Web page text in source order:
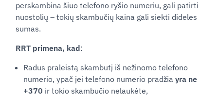
perskambina šiuo telefono ryšio numeriu, gali patirti
nuostolių – tokių skambučių kaina gali siekti dideles
sumas.
RRT primena, kad:
Radus praleistą skambutį iš nežinomo telefono
numerio, ypač jei telefono numerio pradžia yra ne
+370 ir tokio skambučio nelaukėte,